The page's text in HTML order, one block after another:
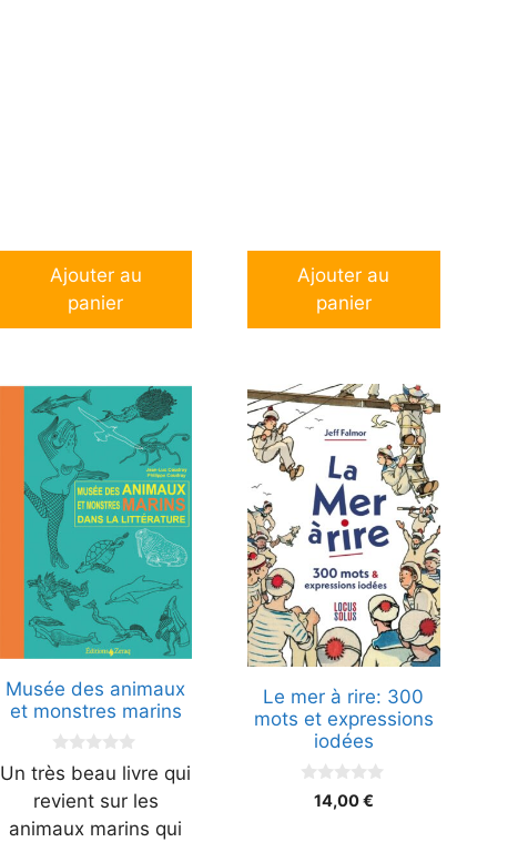
Ajouter au
panier
Ajouter au
panier
Musée des animaux
et monstres marins
s
u
r
5
Un très beau livre qui
revient sur les
animaux marins qui
Le mer à rire: 300
mots et expressions
iodées
14,00€